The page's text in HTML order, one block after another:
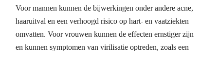
Voor mannen kunnen de bijwerkingen onder andere acne,
haaruitval en een verhoogd risico op hart- en vaatziekten
omvatten. Voor vrouwen kunnen de effecten ernstiger zijn
en kunnen symptomen van virilisatie optreden, zoals een